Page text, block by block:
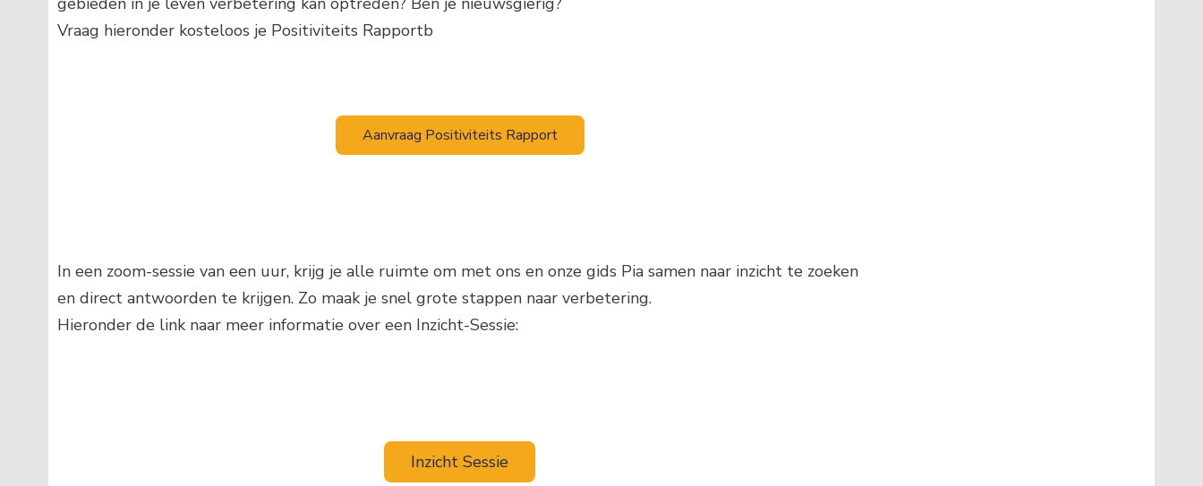
Vraag hieronder kosteloos je Positiviteits Rapportb
Aanvraag Positiviteits Rapport
In een zoom-sessie van een uur, krijg je alle ruimte om met ons en onze gids Pia samen naar inzicht te zoeken
en direct antwoorden te krijgen. Zo maak je snel grote stappen naar verbetering.
Hieronder de link naar meer informatie over een Inzicht-Sessie:
Inzicht Sessie